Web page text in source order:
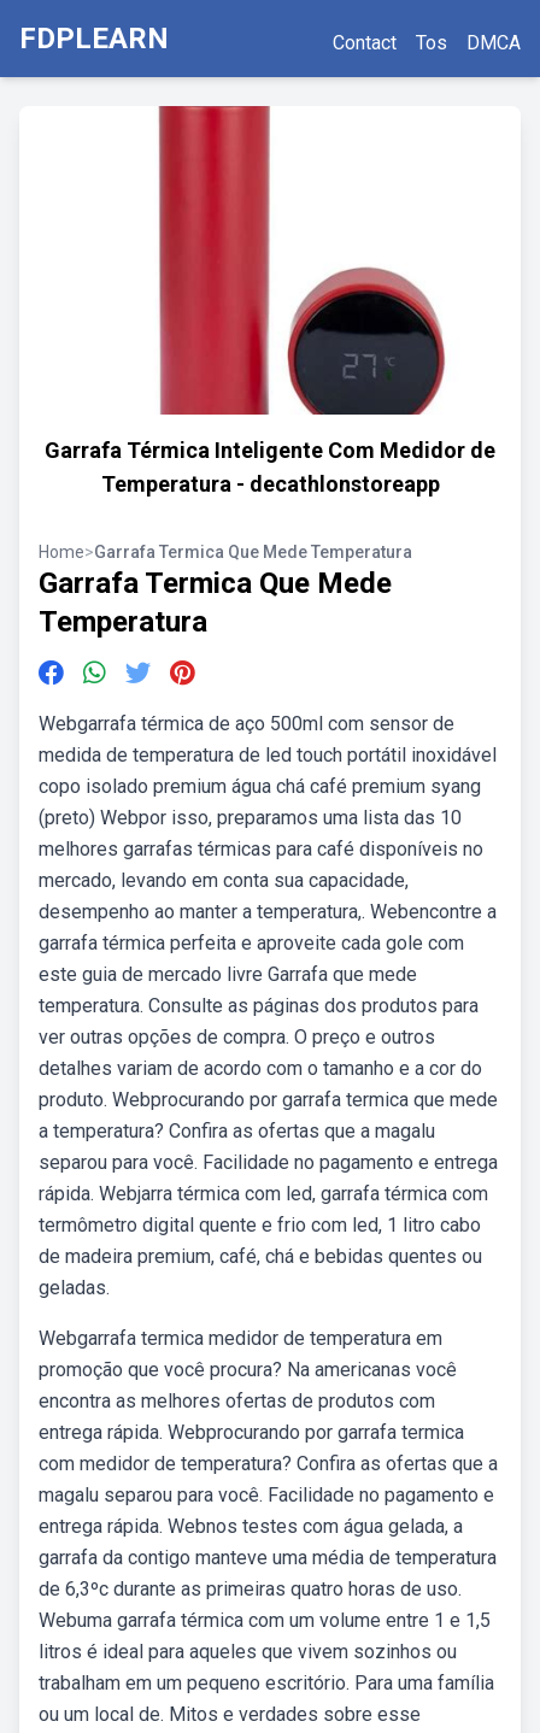
FDPLEARN Contact Tos DMCA
Garrafa Térmica Inteligente Com Medidor de
Temperatura - decathlonstoreapp
Home>Garrafa Termica Que Mede Temperatura
Garrafa Termica Que Mede
Temperatura
Webgarrafa térmica de aço 500ml com sensor de
medida de temperatura de led touch portátil inoxidável
copo isolado premium água chá café premium syang
(preto) Webpor isso, preparamos uma lista das 10
melhores garrafas térmicas para café disponíveis no
mercado, levando em conta sua capacidade,
desempenho ao manter a temperatura,. Webencontre a
garrafa térmica perfeita e aproveite cada gole com
este guia de mercado livre Garrafa que mede
temperatura. Consulte as páginas dos produtos para
ver outras opções de compra. O preço e outros
detalhes variam de acordo com o tamanho e a cor do
produto. Webprocurando por garrafa termica que mede
a temperatura? Confira as ofertas que a magalu
separou para você. Facilidade no pagamento e entrega
rápida. Webjarra térmica com led, garrafa térmica com
termômetro digital quente e frio com led, 1 litro cabo
de madeira premium, café, chá e bebidas quentes ou
geladas.
Webgarrafa termica medidor de temperatura em
promoção que você procura? Na americanas você
encontra as melhores ofertas de produtos com
entrega rápida. Webprocurando por garrafa termica
com medidor de temperatura? Confira as ofertas que a
magalu separou para você. Facilidade no pagamento e
entrega rápida. Webnos testes com água gelada, a
garrafa da contigo manteve uma média de temperatura
de 6,3ºc durante as primeiras quatro horas de uso.
Webuma garrafa térmica com um volume entre 1 e 1,5
litros é ideal para aqueles que vivem sozinhos ou
trabalham em um pequeno escritório. Para uma família
ou um local de. Mitos e verdades sobre esse